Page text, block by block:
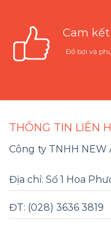
Cam
Đồ bơi và
THÔNG TIN LIÊN
Công ty TNHH NEW
Địa chỉ: Số 1 Hoa
ĐT: (028) 3636 3819